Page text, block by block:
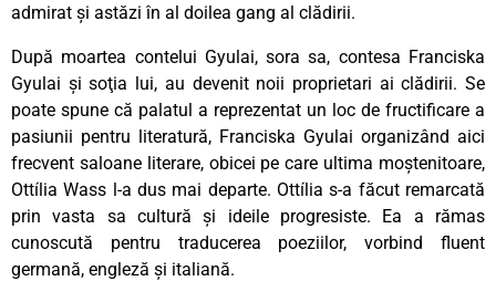
admirat și astăzi în al doilea gang al clădirii.
După moartea contelui Gyulai, sora sa, contesa Franciska
Gyulai și soţia lui, au devenit noii proprietari ai clădirii. Se
poate spune că palatul a reprezentat un loc de fructificare a
pasiunii pentru literatură, Franciska Gyulai organizând aici
frecvent saloane literare, obicei pe care ultima moștenitoare,
Ottília Wass l-a dus mai departe. Ottília s-a făcut remarcată
prin vasta sa cultură și ideile progresiste. Ea a rămas
cunoscută pentru traducerea poeziilor, vorbind fluent
germană, engleză și italiană.